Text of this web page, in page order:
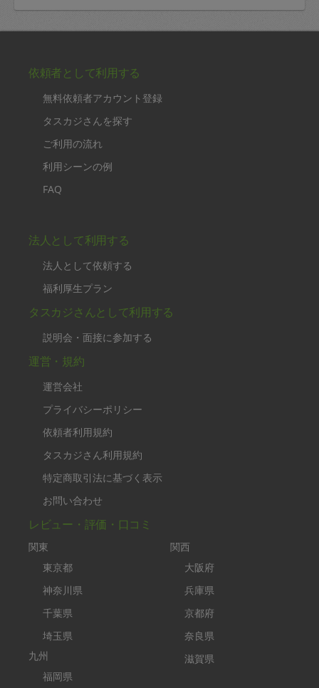
依頼者として利用する
無料依頼者アカウント登録
タスカジさんを探す
ご利用の流れ
利用シーンの例
FAQ
法人として利用する
法人として依頼する
福利厚生プラン
タスカジさんとして利用する
説明会・面接に参加する
運営・規約
運営会社
プライバシーポリシー
依頼者利用規約
タスカジさん利用規約
特定商取引法に基づく表示
お問い合わせ
レビュー・評価・口コミ
関東
東京都
神奈川県
千葉県
埼玉県
九州
福岡県
関西
大阪府
兵庫県
京都府
奈良県
滋賀県